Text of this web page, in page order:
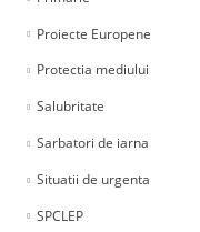
Proiecte Europene
Protectia mediului
Salubritate
Sarbatori de iarna
Situatii de urgenta
SPCLEP